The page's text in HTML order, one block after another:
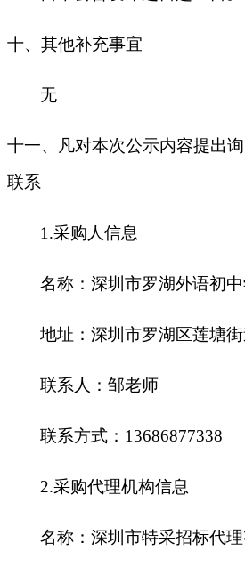
十、其他补充事宜
无
十一、凡对本次公示内容提出
联系
1.采购人信息
名称：深圳市罗湖外语初
地址：深圳市罗湖区莲塘
联系人：邹老师
联系方式：13686877338
2.采购代理机构信息
名称：深圳市特采招标代